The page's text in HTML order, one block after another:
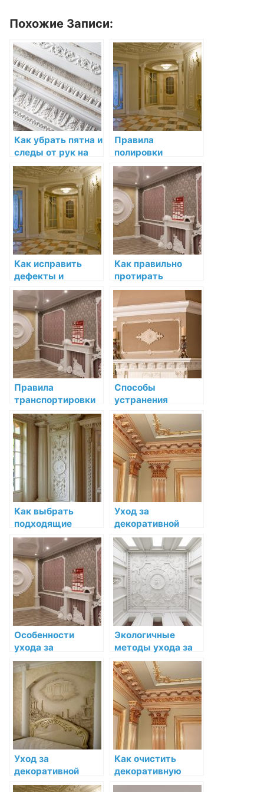
Похожие Записи:
Как убрать пятна и
следы от рук на
декоративной
лепнине
Правила
полировки
декоративной
лепнины для
сохранения её
блеска
Как исправить
дефекты и
недостатки на
декоративной
лепнине
Как правильно
протирать
декоративную
лепнину для
сохранения её
внешнего вида
Правила
транспортировки
и хранения
декоративной
лепнины
Способы
устранения
затертостей и
потускнения
декоративной
лепнины
Как выбрать
подходящие
средства для
ухода за
декоративной
лепниной
Уход за
декоративной
лепниной в разных
климатических
условиях
Особенности
ухода за
декоративной
лепниной из
разных
материалов
Экологичные
методы ухода за
декоративной
лепниной
Уход за
декоративной
лепниной во время
Как очистить
декоративную
лепнину от пыли и